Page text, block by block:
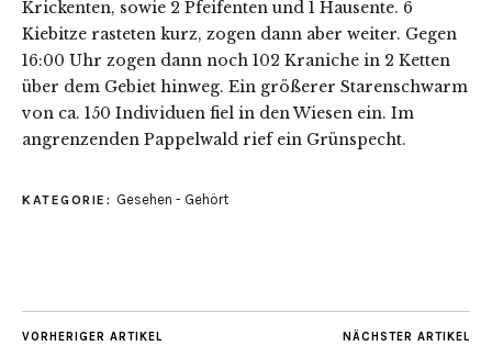
Krickenten, sowie 2 Pfeifenten und 1 Hausente. 6
Kiebitze rasteten kurz, zogen dann aber weiter. Gegen
16:00 Uhr zogen dann noch 102 Kraniche in 2 Ketten
über dem Gebiet hinweg. Ein größerer Starenschwarm
von ca. 150 Individuen fiel in den Wiesen ein. Im
angrenzenden Pappelwald rief ein Grünspecht.
KATEGORIE: Gesehen - Gehört
VORHERIGER ARTIKEL NÄCHSTER ARTIKEL